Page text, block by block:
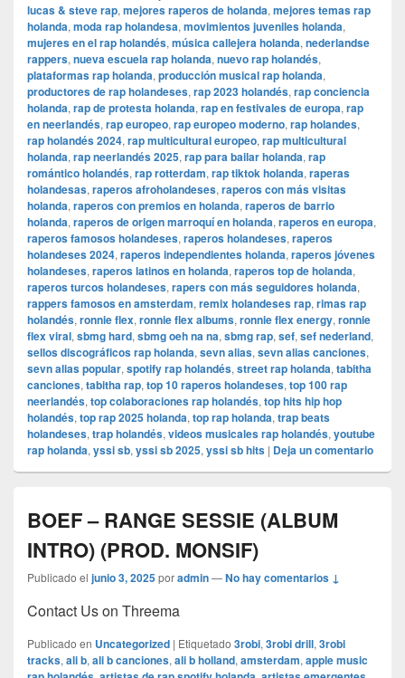
lucas & steve rap, mejores raperos de holanda, mejores temas rap
holanda, moda rap holandesa, movimientos juveniles holanda,
mujeres en el rap holandés, música callejera holanda, nederlandse
rappers, nueva escuela rap holanda, nuevo rap holandés,
plataformas rap holanda, producción musical rap holanda,
productores de rap holandeses, rap 2023 holandés, rap conciencia
holanda, rap de protesta holanda, rap en festivales de europa, rap
en neerlandés, rap europeo, rap europeo moderno, rap holandes,
rap holandés 2024, rap multicultural europeo, rap multicultural
holanda, rap neerlandés 2025, rap para bailar holanda, rap
romántico holandés, rap rotterdam, rap tiktok holanda, raperas
holandesas, raperos afroholandeses, raperos con más visitas
holanda, raperos con premios en holanda, raperos de barrio
holanda, raperos de origen marroquí en holanda, raperos en europa,
raperos famosos holandeses, raperos holandeses, raperos
holandeses 2024, raperos independientes holanda, raperos jóvenes
holandeses, raperos latinos en holanda, raperos top de holanda,
raperos turcos holandeses, rapers con más seguidores holanda,
rappers famosos en amsterdam, remix holandeses rap, rimas rap
holandés, ronnie flex, ronnie flex albums, ronnie flex energy, ronnie
flex viral, sbmg hard, sbmg oeh na na, sbmg rap, sef, sef nederland,
sellos discográficos rap holanda, sevn alias, sevn alias canciones,
sevn alias popular, spotify rap holandés, street rap holanda, tabitha
canciones, tabitha rap, top 10 raperos holandeses, top 100 rap
neerlandés, top colaboraciones rap holandés, top hits hip hop
holandés, top rap 2025 holanda, top rap holanda, trap beats
holandeses, trap holandés, videos musicales rap holandés, youtube
rap holanda, yssi sb, yssi sb 2025, yssi sb hits | Deja un comentario
BOEF – RANGE SESSIE (ALBUM
INTRO) (PROD. MONSIF)
Publicado el junio 3, 2025poradmin—No hay comentarios ↓
Contact Us on Threema
Publicado en Uncategorized | Etiquetado 3robi, 3robi drill, 3robi
tracks, ali b, ali b canciones, ali b holland, amsterdam, apple music